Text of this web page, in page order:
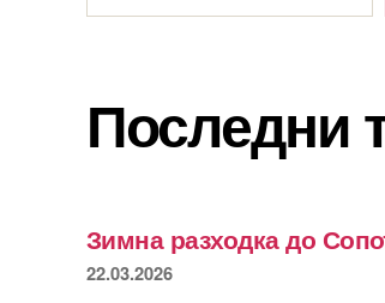
Последни
Зимна разходка до
22.03.2026